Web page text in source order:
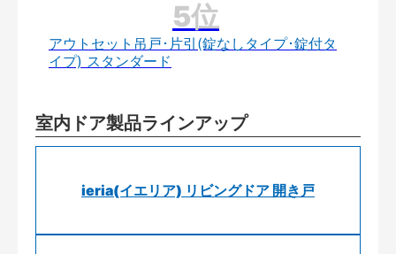
アウトセット吊戸･片引(錠なしタイプ･錠付タ
イプ) スタンダード
室内ドア製品ラインアップ
ieria(イエリア) リビングドア 開き戸